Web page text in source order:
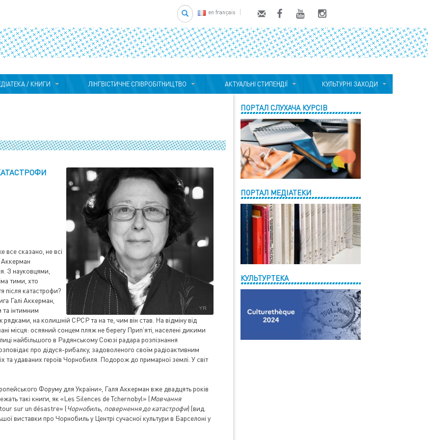
en français
Search
/ КНИГИ ЛІНГВІСТИЧНЕ СПІВРОБІТНИЦТВО АКТУАЛЬНІ СТИПЕНДІЇ КУЛЬТУРНІ ЗАХОДИ
все сказано, не всі
Аккерман
З науковцями,
тими, хто
після катастрофи?
Галі Аккерман,
та інтимним
рядками, на колишній СРСР та на те, чим він став. На відміну від
місця: осяяний сонцем пляж не берегу Прип’яті, населені дикими
найбільшого в Радянському Союзі радара розпізнання
про дідуся-рибалку, задоволеного своїм радіоактивним
та удаваних героїв Чорнобиля. Подорож до примарної землі. У світ
Форуму для України», Галя Аккерман вже двадцять років
такі книги, як «Les Silences de Tchernobyl» (Мовчання
sur un désastre» (Чорнобиль, повернення до катастрофи) (вид.
виставки про Чорнобиль у Центрі сучасної культури в Барселоні у
ПОРТАЛ СЛУХАЧА КУРСІВ
ПОРТАЛ МЕДІАТЕКИ
КУЛЬТУРТЕКА